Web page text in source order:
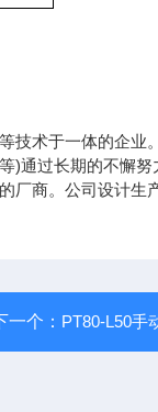
技术于一体的企业
)通过长期的不懈
厂商。公司设计生
一个： PT80-L50手动